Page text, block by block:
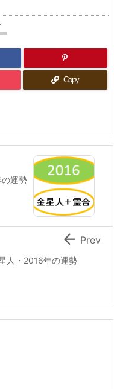
Copy
運勢
人・2016年の運勢
 Prev